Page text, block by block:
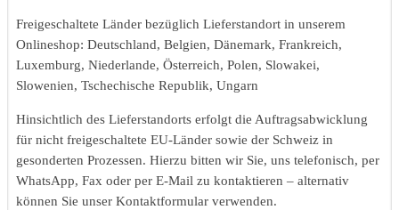
Freigeschaltete Länder bezüglich Lieferstandort in unserem
Onlineshop: Deutschland, Belgien, Dänemark, Frankreich,
Luxemburg, Niederlande, Österreich, Polen, Slowakei,
Slowenien, Tschechische Republik, Ungarn
Hinsichtlich des Lieferstandorts erfolgt die Auftragsabwicklung
für nicht freigeschaltete EU-Länder sowie der Schweiz in
gesonderten Prozessen. Hierzu bitten wir Sie, uns telefonisch, per
WhatsApp, Fax oder per E-Mail zu kontaktieren – alternativ
können Sie unser Kontaktformular verwenden.